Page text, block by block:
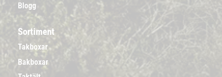
Blogg
Sortiment
Takboxar
Bakboxar